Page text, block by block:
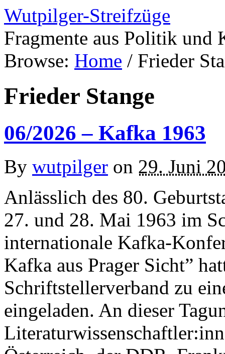
Wutpilger-Streifzüge
Fragmente aus Politik und
Browse: Home / Frieder
Frieder Stange
06/2026 – Kafka 1963
By wutpilger on 29. Juni
Anlässlich des 80.
27. und 28. Mai 1963 im
internationale Kafka-
Kafka aus Prager Sicht”
Schriftstellerverband zu
eingeladen. An dieser